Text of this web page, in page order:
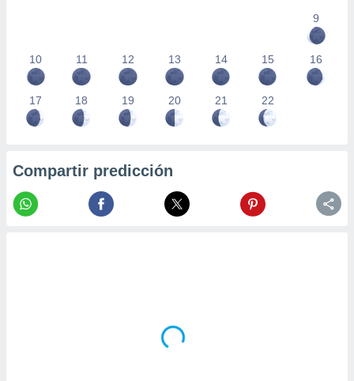
9
10 11 12 13 14 15 16
17 18 19 20 21 22
Compartir predicción